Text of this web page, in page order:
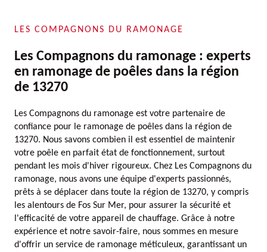
LES COMPAGNONS DU RAMONAGE
Les Compagnons du ramonage : experts
en ramonage de poêles dans la région
de 13270
Les Compagnons du ramonage est votre partenaire de
confiance pour le ramonage de poêles dans la région de
13270. Nous savons combien il est essentiel de maintenir
votre poêle en parfait état de fonctionnement, surtout
pendant les mois d'hiver rigoureux. Chez Les Compagnons du
ramonage, nous avons une équipe d'experts passionnés,
prêts à se déplacer dans toute la région de 13270, y compris
les alentours de Fos Sur Mer, pour assurer la sécurité et
l'efficacité de votre appareil de chauffage. Grâce à notre
expérience et notre savoir-faire, nous sommes en mesure
d'offrir un service de ramonage méticuleux, garantissant un